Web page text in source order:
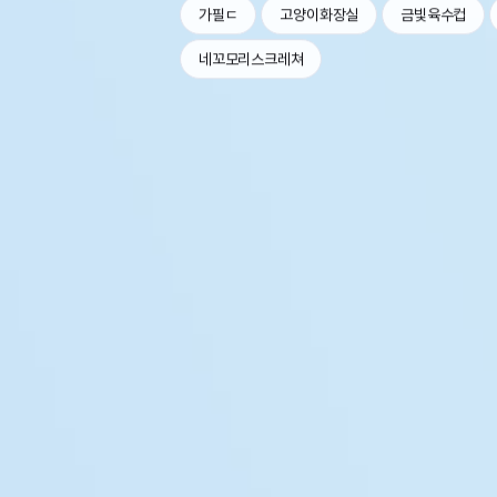
가필ㄷ 고양이화장실 금빛육수컵
네꼬모리스크레쳐